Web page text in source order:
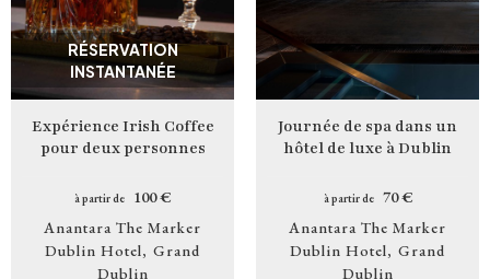
RÉSERVATION
INSTANTANÉE
Expérience Irish Coffee
pour deux personnes
à partir de
100 €
Anantara The Marker
Dublin Hotel
Grand
Dublin
Journée de spa dans un
hôtel de luxe à Dublin
à partir de
70 €
Anantara The Marker
Dublin Hotel
Grand
Dublin